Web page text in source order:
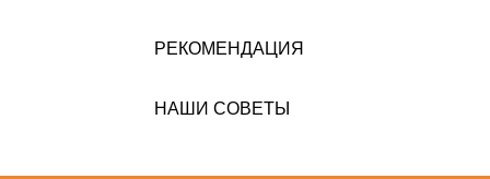
РЕКОМЕНДАЦИЯ
НАШИ СОВЕТЫ